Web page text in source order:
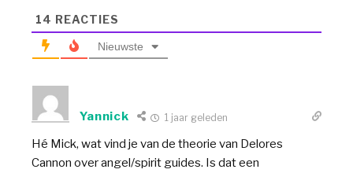
14 REACTIES
Nieuwste
Yannick 1 jaar geleden
Hé Mick, wat vind je van de theorie van Delores
Cannon over angel/spirit guides. Is dat een